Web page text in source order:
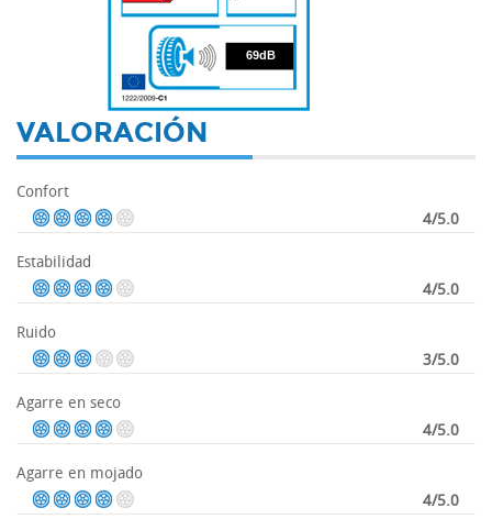
69
69dB
VALORACIÓN
Confort
4/5.0
Estabilidad
4/5.0
Ruido
3/5.0
Agarre en seco
4/5.0
Agarre en mojado
4/5.0